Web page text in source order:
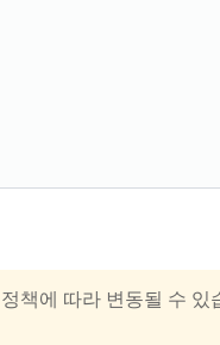
책에 따라 변동될 수 있